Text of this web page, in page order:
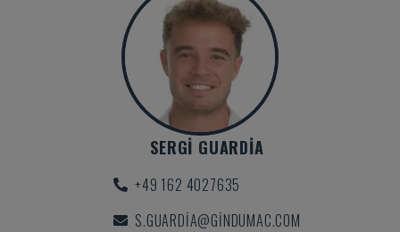
SERGI GUARDIA
+49 162 4027635
S.GUARDIA@GINDUMAC.COM